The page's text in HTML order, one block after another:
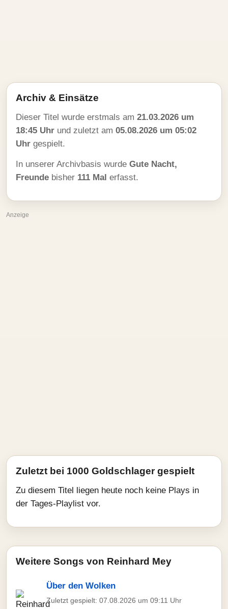
Archiv & Einsätze
Dieser Titel wurde erstmals am 21.03.2026 um
18:45 Uhr und zuletzt am 05.08.2026 um 05:02
Uhr gespielt.
In unserer Archivbasis wurde Gute Nacht,
Freunde bisher 111 Mal erfasst.
Anzeige
Zuletzt bei 1000 Goldschlager gespielt
Zu diesem Titel liegen heute noch keine Plays in
der Tages-Playlist vor.
Weitere Songs von Reinhard Mey
Über den Wolken
Zuletzt gespielt: 07.08.2026 um 09:11 Uhr